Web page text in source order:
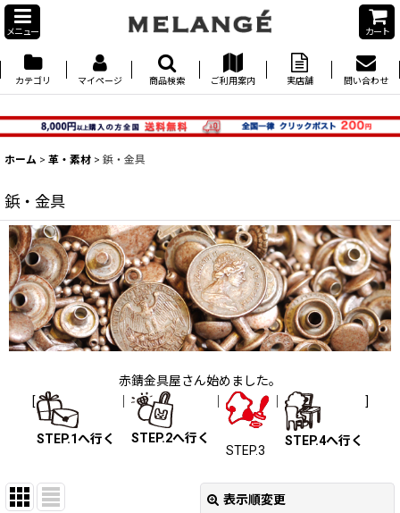
メニュー カート
カテゴリ マイページ 商品検索 ご利用案内 実店舗 問い合わせ
ホーム > 革・素材 > 鋲・金具
鋲・金具
赤錆金具屋さん始めました。
[
STEP.1へ行く STEP.2へ行く
STEP.3
STEP.4へ行く
]
表示順変更